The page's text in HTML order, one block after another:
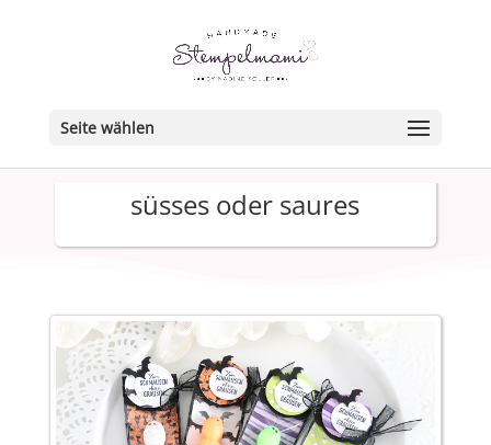
Seite wählen
süsses oder saures